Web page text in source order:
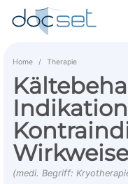
Home Therapie
(medi. Begriff: